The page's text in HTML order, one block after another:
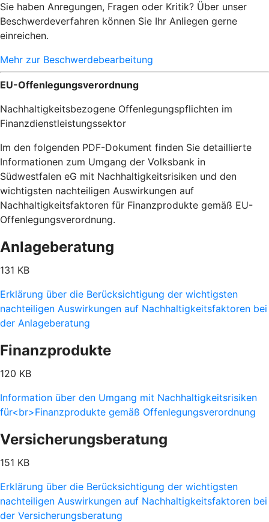
Sie haben Anregungen, Fragen oder Kritik? Über unser
Beschwerdeverfahren können Sie Ihr Anliegen gerne
einreichen.
Mehr zur Beschwerdebearbeitung
EU-Offenlegungsverordnung
Nachhaltigkeitsbezogene Offenlegungspflichten im
Finanzdienstleistungssektor
Im den folgenden PDF-Dokument finden Sie detaillierte
Informationen zum Umgang der Volksbank in
Südwestfalen eG mit Nachhaltigkeitsrisiken und den
wichtigsten nachteiligen Auswirkungen auf
Nachhaltigkeitsfaktoren für Finanzprodukte gemäß EU-
Offenlegungsverordnung.
Anlageberatung
131 KB
Erklärung über die Berücksichtigung der wichtigsten
nachteiligen Auswirkungen auf Nachhaltigkeitsfaktoren bei
der Anlageberatung
Finanzprodukte
120 KB
Information über den Umgang mit Nachhaltigkeitsrisiken
für<br>Finanzprodukte gemäß Offenlegungsverordnung
Versicherungsberatung
151 KB
Erklärung über die Berücksichtigung der wichtigsten
nachteiligen Auswirkungen auf Nachhaltigkeitsfaktoren bei
der Versicherungsberatung